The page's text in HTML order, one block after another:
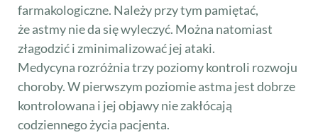
farmakologiczne. Należy przy tym pamiętać,
że astmy nie da się wyleczyć. Można natomiast
złagodzić i zminimalizować jej ataki.
Medycyna rozróżnia trzy poziomy kontroli rozwoju
choroby. W pierwszym poziomie astma jest dobrze
kontrolowana i jej objawy nie zakłócają
codziennego życia pacjenta.